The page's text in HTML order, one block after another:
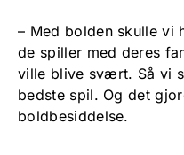
– Med bolden skulle vi
de spiller med deres
ville blive svært. Så vi
bedste spil. Og det
boldbesiddelse.